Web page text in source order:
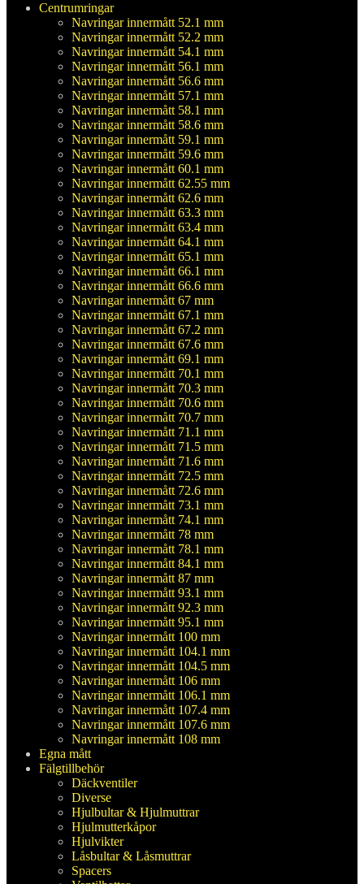
Centrumringar
Navringar innermått 52.1 mm
Navringar innermått 52.2 mm
Navringar innermått 54.1 mm
Navringar innermått 56.1 mm
Navringar innermått 56.6 mm
Navringar innermått 57.1 mm
Navringar innermått 58.1 mm
Navringar innermått 58.6 mm
Navringar innermått 59.1 mm
Navringar innermått 59.6 mm
Navringar innermått 60.1 mm
Navringar innermått 62.55 mm
Navringar innermått 62.6 mm
Navringar innermått 63.3 mm
Navringar innermått 63.4 mm
Navringar innermått 64.1 mm
Navringar innermått 65.1 mm
Navringar innermått 66.1 mm
Navringar innermått 66.6 mm
Navringar innermått 67 mm
Navringar innermått 67.1 mm
Navringar innermått 67.2 mm
Navringar innermått 67.6 mm
Navringar innermått 69.1 mm
Navringar innermått 70.1 mm
Navringar innermått 70.3 mm
Navringar innermått 70.6 mm
Navringar innermått 70.7 mm
Navringar innermått 71.1 mm
Navringar innermått 71.5 mm
Navringar innermått 71.6 mm
Navringar innermått 72.5 mm
Navringar innermått 72.6 mm
Navringar innermått 73.1 mm
Navringar innermått 74.1 mm
Navringar innermått 78 mm
Navringar innermått 78.1 mm
Navringar innermått 84.1 mm
Navringar innermått 87 mm
Navringar innermått 93.1 mm
Navringar innermått 92.3 mm
Navringar innermått 95.1 mm
Navringar innermått 100 mm
Navringar innermått 104.1 mm
Navringar innermått 104.5 mm
Navringar innermått 106 mm
Navringar innermått 106.1 mm
Navringar innermått 107.4 mm
Navringar innermått 107.6 mm
Navringar innermått 108 mm
Egna mått
Fälgtillbehör
Däckventiler
Diverse
Hjulbultar & Hjulmuttrar
Hjulmutterkåpor
Hjulvikter
Låsbultar & Låsmuttrar
Spacers